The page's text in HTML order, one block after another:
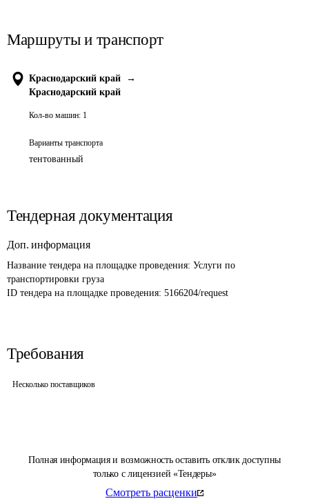
Полная информация и возможность оставить отклик доступны
только с лицензией «Тендеры»
Смотреть расценки
Маршруты и транспорт
Краснодарский край
→
Краснодарский край
Кол-во машин: 1
Варианты транспорта
тентованный
Тендерная документация
Доп. информация
Название тендера на площадке проведения: Услуги по
транспортировки груза
ID тендера на площадке проведения: 5166204/request
Требования
Несколько поставщиков